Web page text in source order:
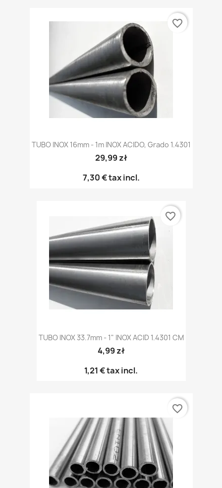
TUBO INOX 16mm - 1m INOX ACIDO, Grado 1.4301
29,99 zł
7,30 €tax incl.
favorite_border
TUBO INOX 33.7mm - 1" INOX ACID 1.4301 CM
4,99 zł
1,21 €tax incl.
favorite_border
favorite_border